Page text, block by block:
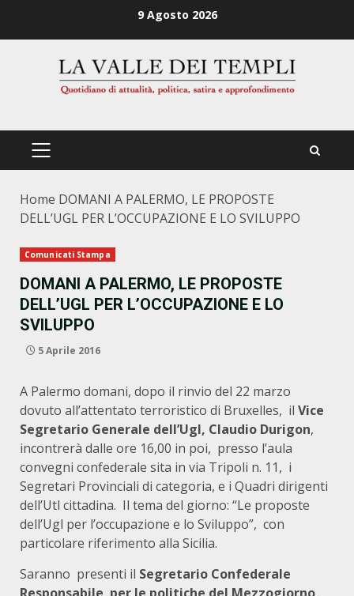
9 Agosto 2026
PRIMÄRES
Home DOMANI A PALERMO, LE PROPOSTE
DELL’UGL PER L’OCCUPAZIONE E LO SVILUPPO
Comunicati Stampa
DOMANI A PALERMO, LE PROPOSTE
DELL’UGL PER L’OCCUPAZIONE E LO
SVILUPPO
5 Aprile 2016
A Palermo domani, dopo il rinvio del 22 marzo
dovuto all’attentato terroristico di Bruxelles, il Vice
Segretario Generale dell’Ugl, Claudio Durigon,
incontrerà dalle ore 16,00 in poi, presso l’aula
convegni confederale sita in via Tripoli n. 11, i
Segretari Provinciali di categoria, e i Quadri dirigenti
dell’Utl cittadina. Il tema del giorno: “Le proposte
dell’Ugl per l’occupazione e lo Sviluppo”, con
particolare riferimento alla Sicilia.
Saranno presenti il Segretario Confederale